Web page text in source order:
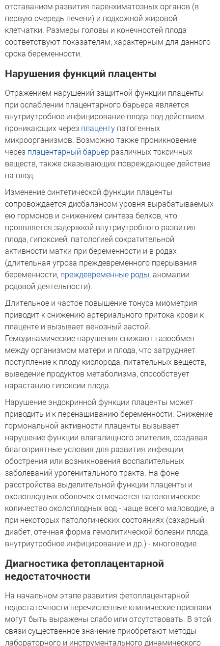
отставанием развития паренхиматозных органов (в
первую очередь печени) и подкожной жировой
клетчатки. Размеры головы и конечностей плода
соответствуют показателям, характерным для данного
срока беременности.
Нарушения функций плаценты
Отражением нарушений защитной функции плаценты
при ослаблении плацентарного барьера является
внутриутробное инфицирование плода под действием
проникающих через плаценту патогенных
микроорганизмов. Возможно также проникновение
через плацентарный барьер различных токсичных
веществ, также оказывающих повреждающее действие
на плод.
Изменение синтетической функции плаценты
сопровождается дисбалансом уровня вырабатываемых
ею гормонов и снижением синтеза белков, что
проявляется задержкой внутриутробного развития
плода, гипоксией, патологией сократительной
активности матки при беременности и в родах
(длительная угроза преждевременного прерывания
беременности, преждевременные роды , аномалии
родовой деятельности).
Длительное и частое повышение тонуса миометрия
приводит к снижению артериального притока крови к
плаценте и вызывает венозный застой.
Гемодинамические нарушения снижают газообмен
между организмом матери и плода, что затрудняет
поступление к плоду кислорода, питательных веществ,
выведение продуктов метаболизма, способствует
нарастанию гипоксии плода.
Нарушение эндокринной функции плаценты может
приводить и к перенашиванию беременности. Снижение
гормональной активности плаценты вызывает
нарушение функции влагалищного эпителия, создавая
благоприятные условия для развития инфекции,
обострения или возникновения воспалительных
заболеваний урогенитального тракта. На фоне
расстройства выделительной функции плаценты и
околоплодных оболочек отмечается патологическое
количество околоплодных вод - чаще всего маловодие, а
при некоторых патологических состояниях (сахарный
диабет, отечная форма гемолитической болезни плода,
внутриутробное инфицирование и др.) - многоводие.
Диагностика фетоплацентарной
недостаточности
На начальном этапе развития фетоплацентарной
недостаточности перечисленные клинические признаки
могут быть выражены слабо или отсутствовать. В этой
связи существенное значение приобретают методы
лабораторного и инструментального динамического